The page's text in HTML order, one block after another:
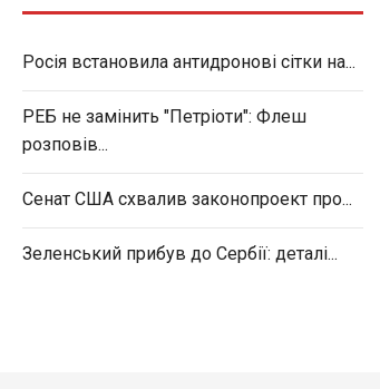
Росія встановила антидронові сітки на...
РЕБ не замінить "Петріоти": Флеш
розповів...
Сенат США схвалив законопроект про...
Зеленський прибув до Сербії: деталі...